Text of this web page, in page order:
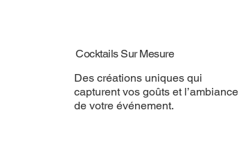
Cocktails Sur Mesure
Des créations uniques qui
capturent vos goûts et l’ambiance
de votre événement.